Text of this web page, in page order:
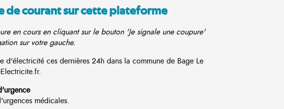
de courant sur cette plateforme
en cours en cliquant sur le bouton 'Je signale une coupure'
sur votre gauche.
d'électricité ces dernières 24h dans la commune de Bage Le
médicales.